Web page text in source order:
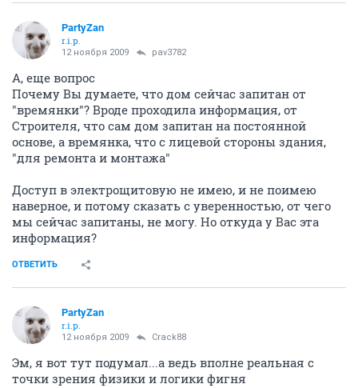
PartyZan
r.i.p.
12 ноября 2009 pav3782
А, еще вопрос
Почему Вы думаете, что дом сейчас запитан от
"времянки"? Вроде проходила информация, от
Строителя, что сам дом запитан на постоянной
основе, а времянка, что с лицевой стороны здания,
"для ремонта и монтажа"
Доступ в электрощитовую не имею, и не поимею
наверное, и потому сказать с уверенностью, от чего
мы сейчас запитаны, не могу. Но откуда у Вас эта
информация?
ОТВЕТИТЬ
PartyZan
r.i.p.
12 ноября 2009 Crack88
Эм, я вот тут подумал...а ведь вполне реальная с
точки зрения физики и логики фигня